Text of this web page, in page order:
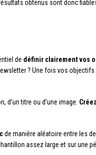
obtenus sont donc
de définir clairement vos
? Une fois vos
d’un titre ou d’une image.
de manière aléatoire entre les
assez large et sur une